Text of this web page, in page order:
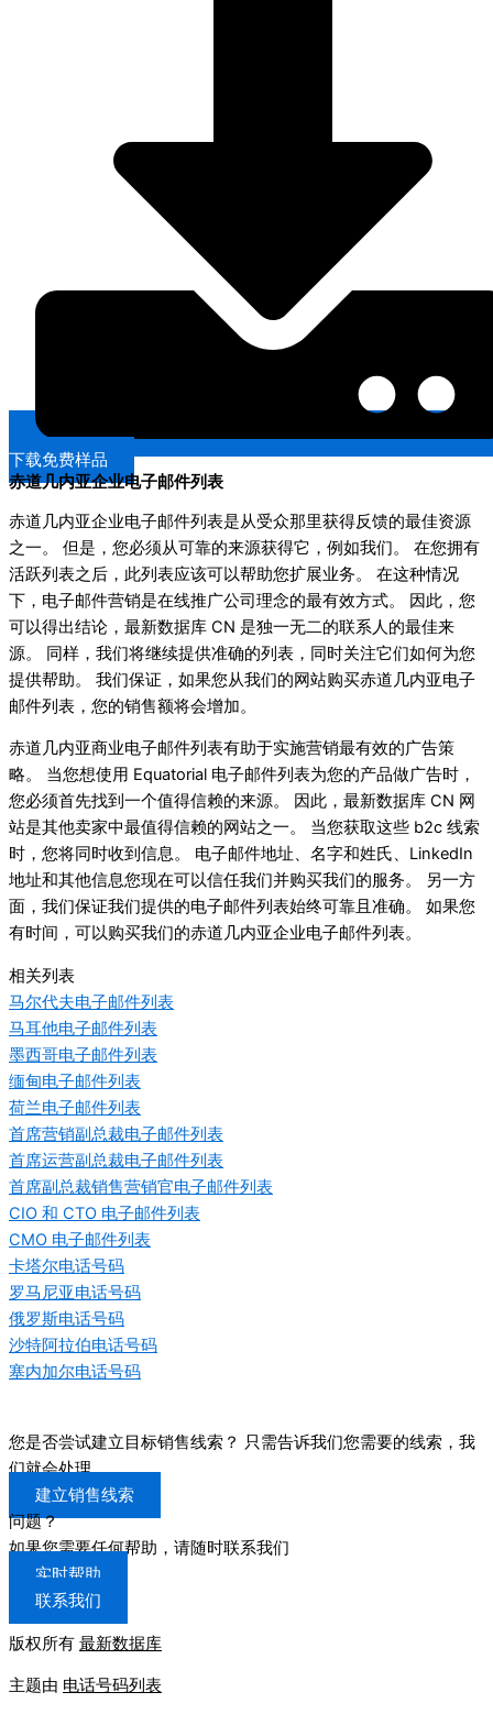
下载免费样品
赤道几内亚企业电子邮件列表
赤道几内亚企业电子邮件列表是从受众那里获得反馈的最佳资源
之一。 但是，您必须从可靠的来源获得它，例如我们。 在您拥有
活跃列表之后，此列表应该可以帮助您扩展业务。 在这种情况
下，电子邮件营销是在线推广公司理念的最有效方式。 因此，您
可以得出结论，最新数据库 CN 是独一无二的联系人的最佳来
源。 同样，我们将继续提供准确的列表，同时关注它们如何为您
提供帮助。 我们保证，如果您从我们的网站购买赤道几内亚电子
邮件列表，您的销售额将会增加。
赤道几内亚商业电子邮件列表有助于实施营销最有效的广告策
略。 当您想使用 Equatorial 电子邮件列表为您的产品做广告时，
您必须首先找到一个值得信赖的来源。 因此，最新数据库 CN 网
站是其他卖家中最值得信赖的网站之一。 当您获取这些 b2c 线索
时，您将同时收到信息。 电子邮件地址、名字和姓氏、LinkedIn
地址和其他信息您现在可以信任我们并购买我们的服务。 另一方
面，我们保证我们提供的电子邮件列表始终可靠且准确。 如果您
有时间，可以购买我们的赤道几内亚企业电子邮件列表。
相关列表
马尔代夫电子邮件列表
马耳他电子邮件列表
墨西哥电子邮件列表
缅甸电子邮件列表
荷兰电子邮件列表
首席营销副总裁电子邮件列表
首席运营副总裁电子邮件列表
首席副总裁销售营销官电子邮件列表
CIO 和 CTO 电子邮件列表
CMO 电子邮件列表
卡塔尔电话号码
罗马尼亚电话号码
俄罗斯电话号码
沙特阿拉伯电话号码
塞内加尔电话号码
您是否尝试建立目标销售线索？ 只需告诉我们您需要的线索，我
们就会处理
建立销售线索
问题？
如果您需要任何帮助，请随时联系我们
实时帮助
联系我们
版权所有 最新数据库
主题由 电话号码列表